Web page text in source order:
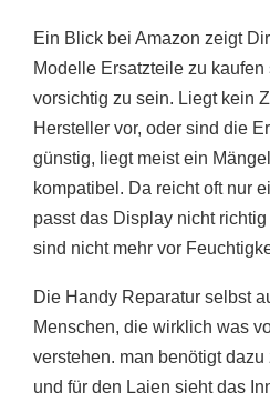
Ein Blick bei Amazon zeigt
Modelle Ersatzteile zu
vorsichtig zu sein. Liegt kein
Hersteller vor, oder sind die
günstig, liegt meist ein
kompatibel. Da reicht oft nur
passt das Display nicht
sind nicht mehr vor
Die Handy Reparatur selbst
Menschen, die wirklich was
verstehen. man benötigt
und für den Laien sieht das